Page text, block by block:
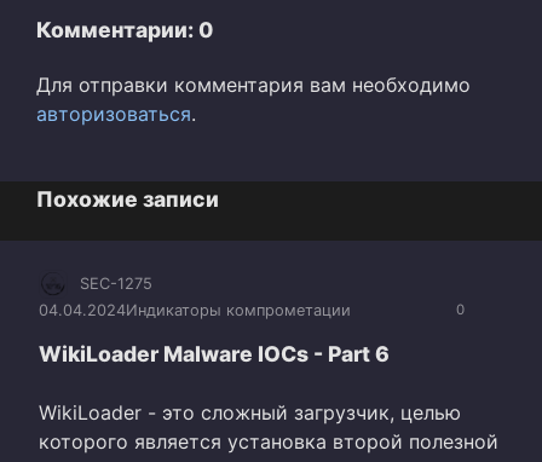
Комментарии: 0
Для отправки комментария вам необходимо
авторизоваться.
Похожие записи
0
SEC-1275
04.04.2024Индикаторы компрометации
WikiLoader Malware IOCs - Part 6
WikiLoader - это сложный загрузчик, целью
которого является установка второй полезной